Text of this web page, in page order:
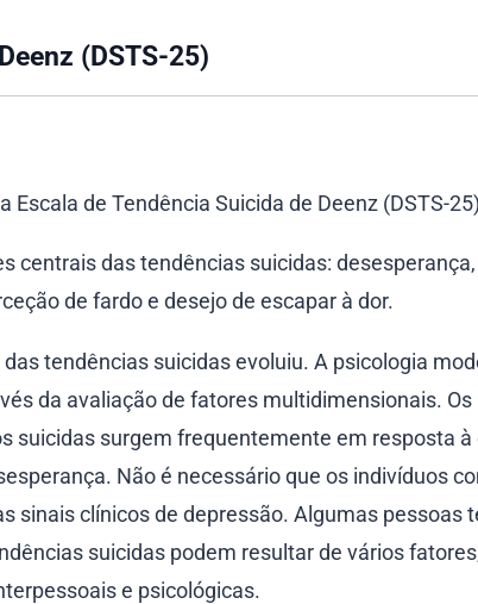
(DSTS-25)
Escala de Tendência Suicida de Deenz (DSTS-
centrais das tendências suicidas: desesperança,
de fardo e desejo de escapar à dor.
tendências suicidas evoluiu. A psicologia
da avaliação de fatores multidimensionais. Os
suicidas surgem frequentemente em resposta à
Não é necessário que os indivíduos
sinais clínicos de depressão. Algumas pessoas
suicidas podem resultar de vários
e psicológicas.